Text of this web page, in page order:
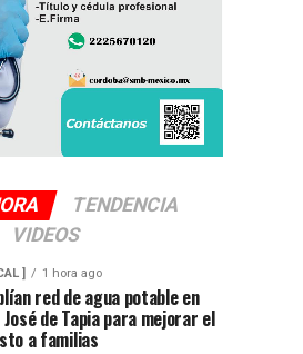
TENDENCIA
VIDEOS
] 1 hora ago
red de agua potable en
José de Tapia para mejorar el
a familias